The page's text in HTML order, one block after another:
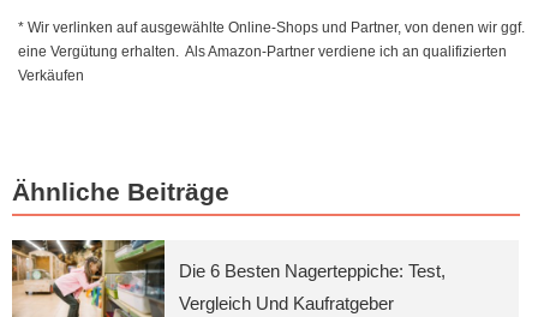
* Wir verlinken auf ausgewählte Online-Shops und Partner, von denen wir ggf.
eine Vergütung erhalten. Als Amazon-Partner verdiene ich an qualifizierten
Verkäufen
Ähnliche Beiträge
Die 6 Besten Nagerteppiche: Test,
Vergleich Und Kaufratgeber